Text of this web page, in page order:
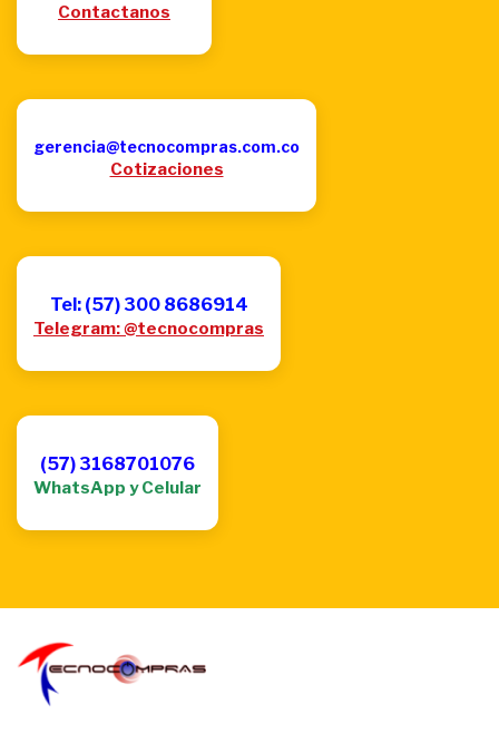
Contactanos
gerencia@tecnocompras.com.co
Cotizaciones
Tel: (57) 300 8686914
Telegram: @tecnocompras
(57) 3168701076
WhatsApp y Celular